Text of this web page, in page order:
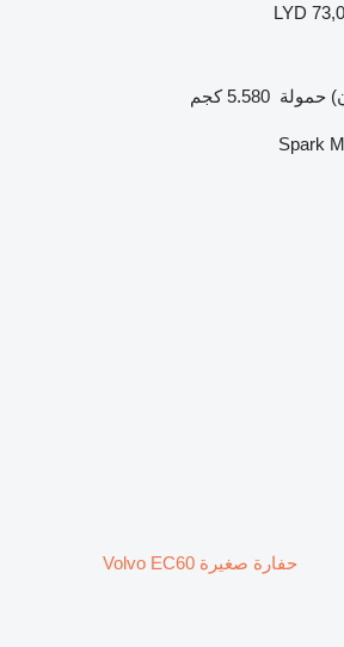
LYD
حمولة 5.580 كجم
Spark
حفارة صغيرة Volvo EC60